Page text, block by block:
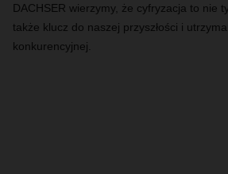
DACHSER wierzymy, że cyfryzacja to nie
także klucz do naszej przyszłości i
konkurencyjnej.